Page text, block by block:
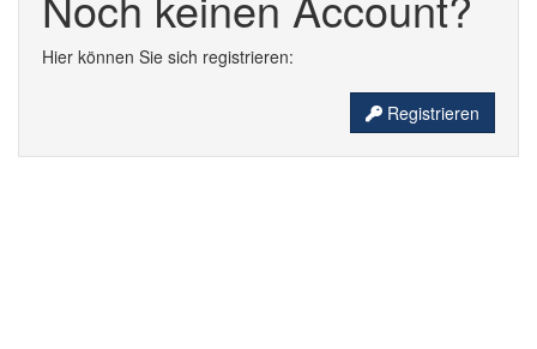
Hier können Sie sich registrieren:
Registrieren